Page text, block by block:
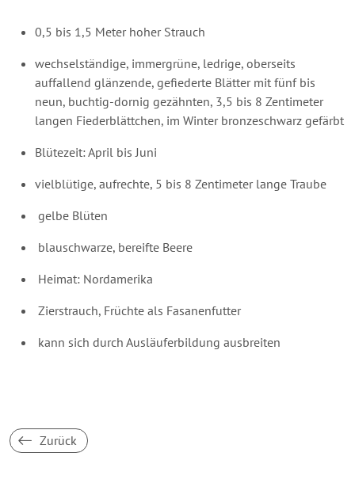
0,5 bis 1,5 Meter hoher Strauch
wechselständige, immergrüne, ledrige, oberseits
auffallend glänzende, gefiederte Blätter mit fünf bis
neun, buchtig-dornig gezähnten, 3,5 bis 8 Zentimeter
langen Fiederblättchen, im Winter bronzeschwarz gefärbt
Blütezeit: April bis Juni
vielblütige, aufrechte, 5 bis 8 Zentimeter lange Traube
gelbe Blüten
blauschwarze, bereifte Beere
Heimat: Nordamerika
Zierstrauch, Früchte als Fasanenfutter
kann sich durch Ausläuferbildung ausbreiten
Zurück